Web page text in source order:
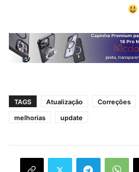
TAGS Atualização Correções
melhorias
update